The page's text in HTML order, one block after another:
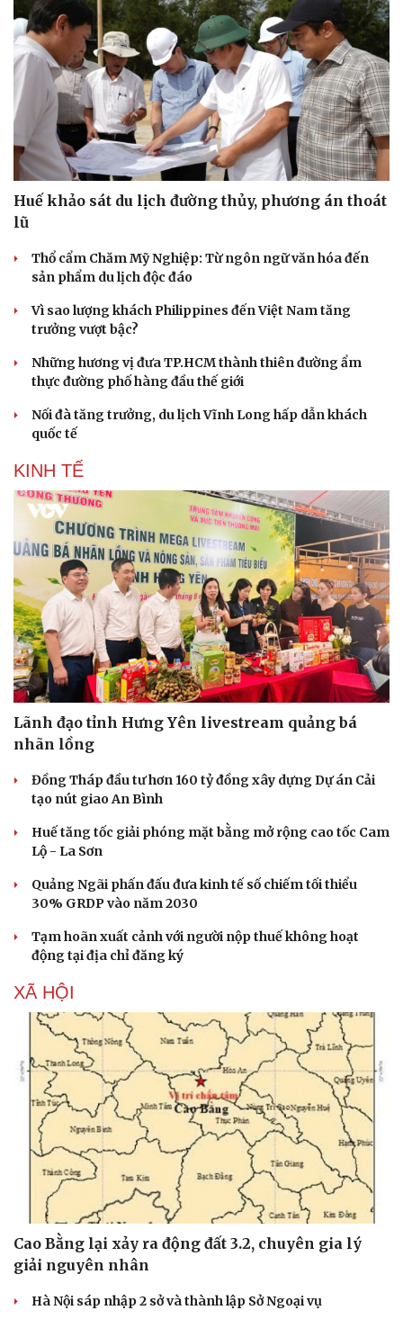
Văn hóa
Văn học
Âm nhạc
Di sản
Sao Việt
Huế khảo sát du lịch đường thủy, phương án thoát
lũ
Thổ cẩm Chăm Mỹ Nghiệp: Từ ngôn ngữ văn hóa đến
sản phẩm du lịch độc đáo
Vì sao lượng khách Philippines đến Việt Nam tăng
trưởng vượt bậc?
Những hương vị đưa TP.HCM thành thiên đường ẩm
thực đường phố hàng đầu thế giới
Nối đà tăng trưởng, du lịch Vĩnh Long hấp dẫn khách
quốc tế
KINH TẾ
Lãnh đạo tỉnh Hưng Yên livestream quảng bá
nhãn lồng
Đồng Tháp đầu tư hơn 160 tỷ đồng xây dựng Dự án Cải
tạo nút giao An Bình
Huế tăng tốc giải phóng mặt bằng mở rộng cao tốc Cam
Lộ - La Sơn
Quảng Ngãi phấn đấu đưa kinh tế số chiếm tối thiểu
30% GRDP vào năm 2030
Tạm hoãn xuất cảnh với người nộp thuế không hoạt
động tại địa chỉ đăng ký
XÃ HỘI
Cao Bằng lại xảy ra động đất 3.2, chuyên gia lý
giải nguyên nhân
Hà Nội sáp nhập 2 sở và thành lập Sở Ngoại vụ